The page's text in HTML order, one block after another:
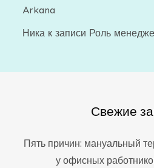
Arkana
Ника к записи Роль
Свежие
Пять причин: мануальный
у офисных